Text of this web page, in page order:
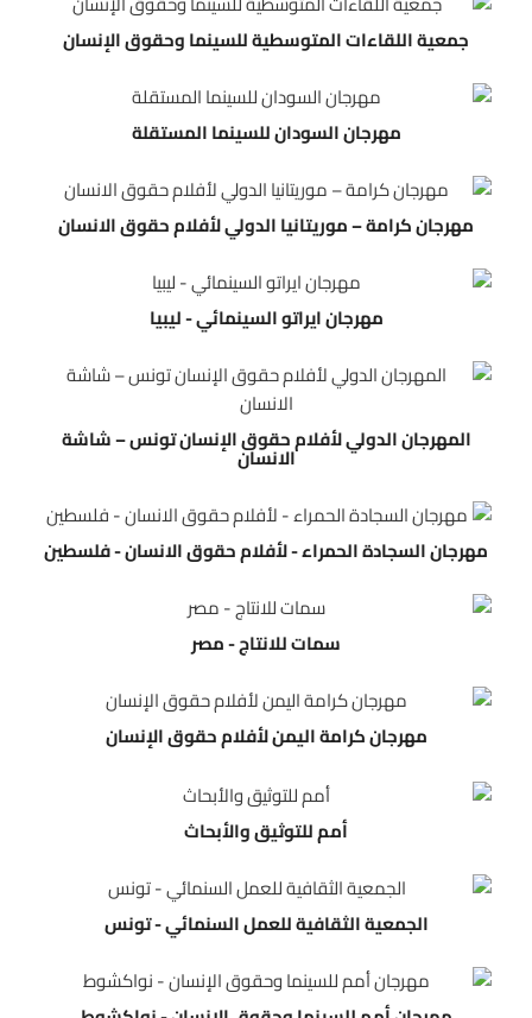
جمعية اللقاءات المتوسطية للسينما وحقوق الإنسان
مهرجان السودان للسينما المستقلة
مهرجان كرامة – موريتانيا الدولي ﻷفلام حقوق الانسان
مهرجان ايراتو السينمائي - ليبيا
المهرجان الدولي لأفلام حقوق الإنسان تونس – شاشة
الانسان
مهرجان السجادة الحمراء - ﻷفلام حقوق الانسان - فلسطين
سمات للانتاج - مصر
مهرجان كرامة اليمن لأفلام حقوق الإنسان
أمم للتوثيق والأبحاث
الجمعية الثقافية للعمل السنمائي - تونس